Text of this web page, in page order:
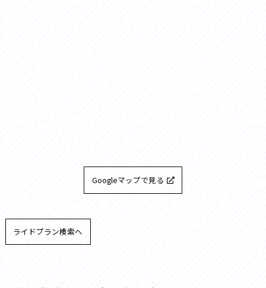
Googleマップで見る
ライドプラン検索へ